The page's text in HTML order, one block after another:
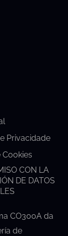
Privacidade
Cookies
CON LA
DE DATOS
CO300A da
de